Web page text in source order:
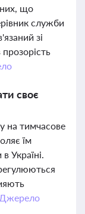
що
служби
зі
своє
на тимчасове
їм
Україні.
Джерело